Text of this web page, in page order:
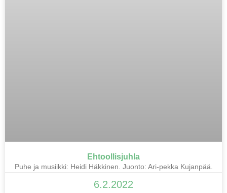
Ehtoollisjuhla
Puhe ja musiikki: Heidi Häkkinen. Juonto: Ari-pekka Kujanpää.
6.2.2022